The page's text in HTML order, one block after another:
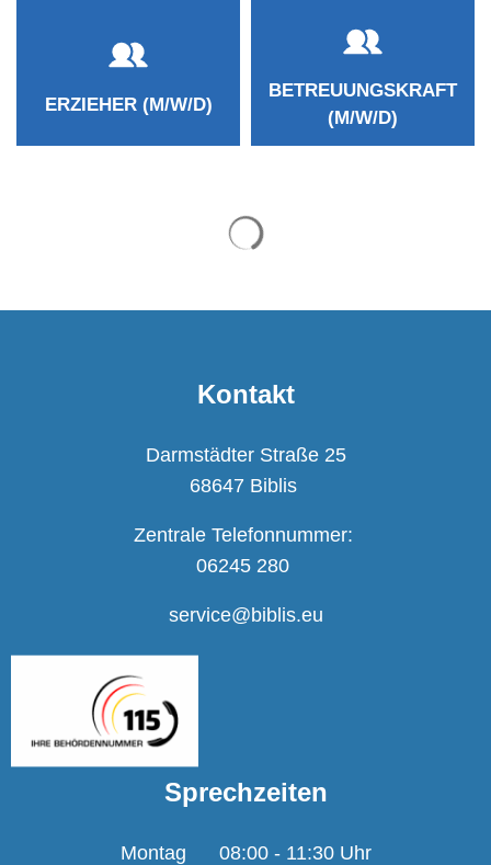
ERZIEHER (M/W/D)
BETREUUNGSKRAFT
(M/W/D)
Kontakt
Darmstädter Straße 25
68647 Biblis
Zentrale Telefonnummer:
06245 280
service@biblis.eu
Sprechzeiten
Montag 08:00- 11:30Uhr